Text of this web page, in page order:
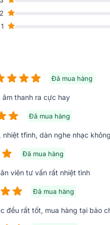
trọng. Vóc dáng tương đối
được tạo nên từ 3 củ loa,
củ treble vòm nhôm 2.5cm
2
1
Đã mua hàng
thanh ra cực hay
Đã mua hàng
nhiệt tfinh, dàn nghe nhạc
Đã mua hàng
viên tư vấn rất nhiệt tình
Đã mua hàng
đều rất tốt, mua hàng tại bảo